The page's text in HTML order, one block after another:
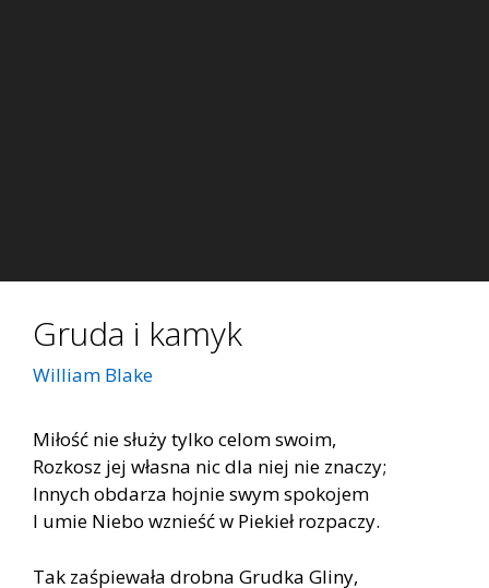
Gruda i kamyk
William Blake
Miłość nie służy tylko celom swoim,
Rozkosz jej własna nic dla niej nie znaczy;
Innych obdarza hojnie swym spokojem
I umie Niebo wznieść w Piekieł rozpaczy.
Tak zaśpiewała drobna Grudka Gliny,